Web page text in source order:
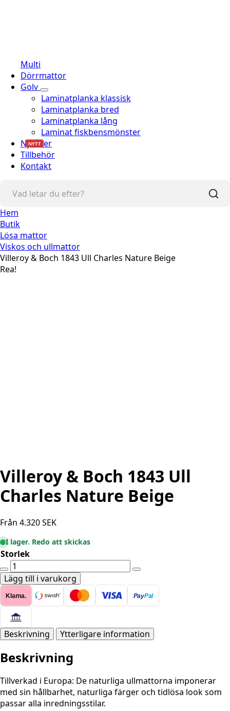
Multi
Dörrmattor
Golv
Laminatplanka klassisk
Laminatplanka bred
Laminatplanka lång
Laminat fiskbensmönster
Nyheter
NYTT
Tillbehör
Kontakt
Hem
Butik
Lösa mattor
Viskos och ullmattor
Villeroy & Boch 1843 Ull Charles Nature Beige
Rea!
Villeroy & Boch 1843 Ull
Charles Nature Beige
Från 4.320SEK
I lager. Redo att skickas
Storlek
Villeroy
&
Boch
1843
Ull
Charles
Nature
mängd
Lägg till i varukorg
Klarna. PayPal
Beskrivning Ytterligare information
Beskrivning
Tillverkad i Europa: De naturliga ullmattorna imponerar
med sin hållbarhet, naturliga färger och tidlösa look som
passar alla inredningsstilar.